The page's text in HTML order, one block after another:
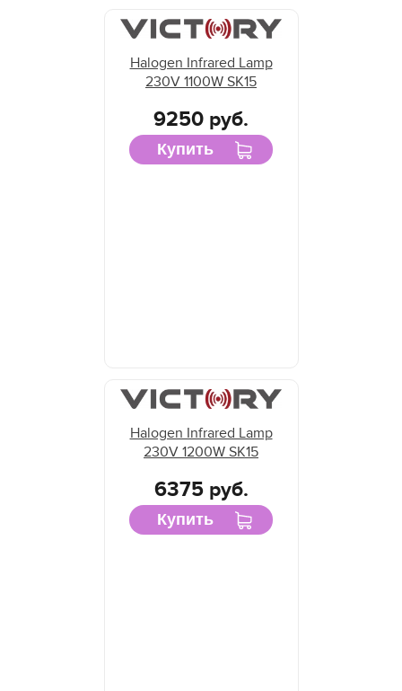
Halogen Infrared Lamp
230V 1100W SK15
9250 руб.
Купить
Halogen Infrared Lamp
230V 1200W SK15
6375 руб.
Купить